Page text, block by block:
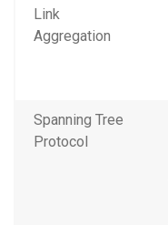
Link
Aggregation
Spanning Tree
Protocol